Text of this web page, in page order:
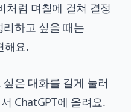
처럼 며칠에 걸쳐 결정
하고 싶을 때는
해요.
은 대화를 길게 눌러
ChatGPT에 올려요.